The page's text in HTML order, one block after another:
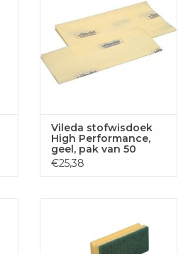
Vileda stofwisdoek
High Performance,
geel, pak van 50
stuks
€25,38